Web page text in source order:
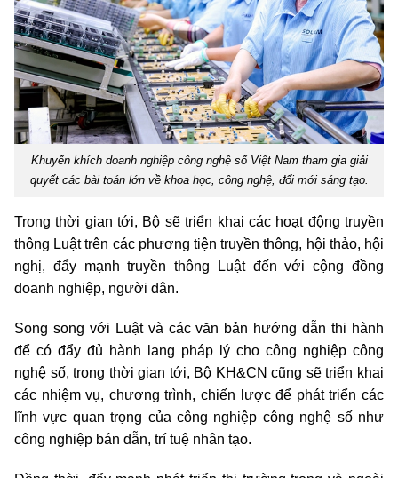
Khuyến khích doanh nghiệp công nghệ số Việt Nam tham gia giải
quyết các bài toán lớn về khoa học, công nghệ, đổi mới sáng tạo.
Trong thời gian tới, Bộ sẽ triển khai các hoạt động truyền
thông Luật trên các phương tiện truyền thông, hội thảo, hội
nghị, đẩy mạnh truyền thông Luật đến với cộng đồng
doanh nghiệp, người dân.
Song song với Luật và các văn bản hướng dẫn thi hành
để có đẩy đủ hành lang pháp lý cho công nghiệp công
nghệ số, trong thời gian tới, Bộ KH&CN cũng sẽ triển khai
các nhiệm vụ, chương trình, chiến lược để phát triển các
lĩnh vực quan trọng của công nghiệp công nghệ số như
công nghiệp bán dẫn, trí tuệ nhân tạo.